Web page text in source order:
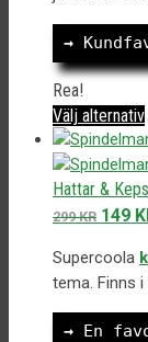
→
Rea!
Välj alternativ
Hattar &
299KR Det
priset
var:
299 kr.
149
Supercoola
tema. Finns
→ En